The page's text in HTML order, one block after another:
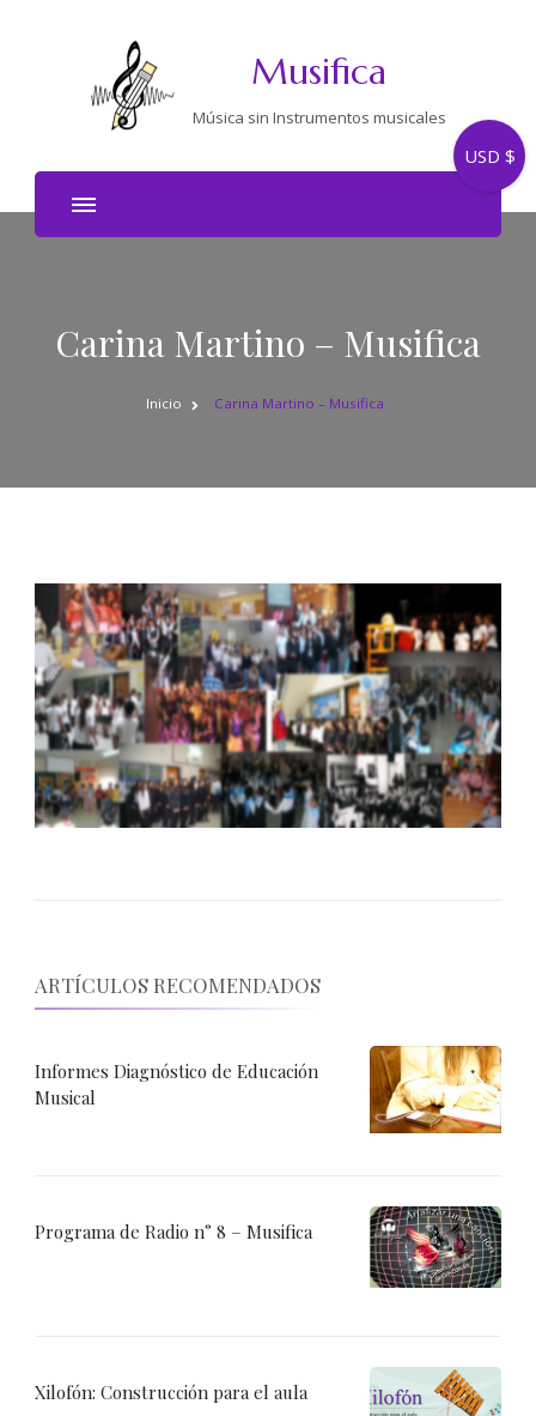
Musifica
Música sin Instrumentos musicales
Carina Martino – Musifica
Inicio Carina Martino – Musifica
ARTÍCULOS RECOMENDADOS
Informes Diagnóstico de Educación
Musical
Programa de Radio n° 8 – Musifica
Xilofón: Construcción para el aula
USD $